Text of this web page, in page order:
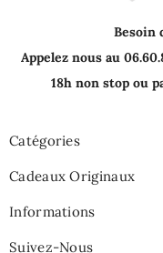
Besoin
Appelez nous au
18h non stop ou
Catégories
Cadeaux Originaux
Informations
Suivez-Nous